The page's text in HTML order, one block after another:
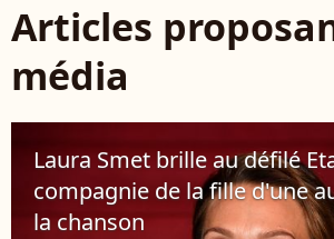
Articles
média
Laura Smet brille au défilé
compagnie de la fille d'une
la chanson